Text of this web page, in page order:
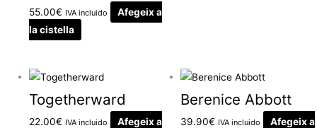
55.00€ IVA incluido
Afegeix a
la cistella
Togetherward
22.00€ IVA incluido
Afegeix a
Berenice Abbott
39.90€ IVA incluido
Afegeix a